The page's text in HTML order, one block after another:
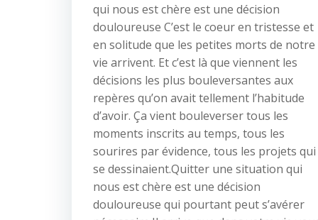
qui nous est chère est une décision
douloureuse C’est le coeur en tristesse et
en solitude que les petites morts de notre
vie arrivent. Et c’est là que viennent les
décisions les plus bouleversantes aux
repères qu’on avait tellement l’habitude
d’avoir. Ça vient bouleverser tous les
moments inscrits au temps, tous les
sourires par évidence, tous les projets qui
se dessinaient.Quitter une situation qui
nous est chère est une décision
douloureuse qui pourtant peut s’avérer